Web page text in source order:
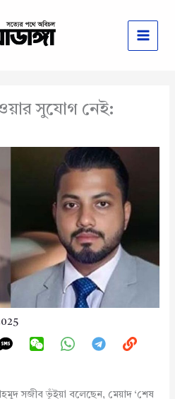
সুযোগ নেই:
সজীব ভূঁইয়া বলেছেন, মেয়াদ ‘শেষ